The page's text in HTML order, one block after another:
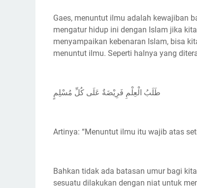
Gaes, menuntut ilmu adalah kewajiban
mengatur hidup ini dengan Islam jika
menyampaikan kebenaran Islam, bisa
menuntut ilmu. Seperti halnya yang
طَلَبُ الْعِلْمِ فَرِيْضَةٌ عَلَى كُلِّ مُسْلِمٍ
Artinya: “Menuntut ilmu itu wajib atas
Bahkan tidak ada batasan umur bagi
sesuatu dilakukan dengan niat untuk